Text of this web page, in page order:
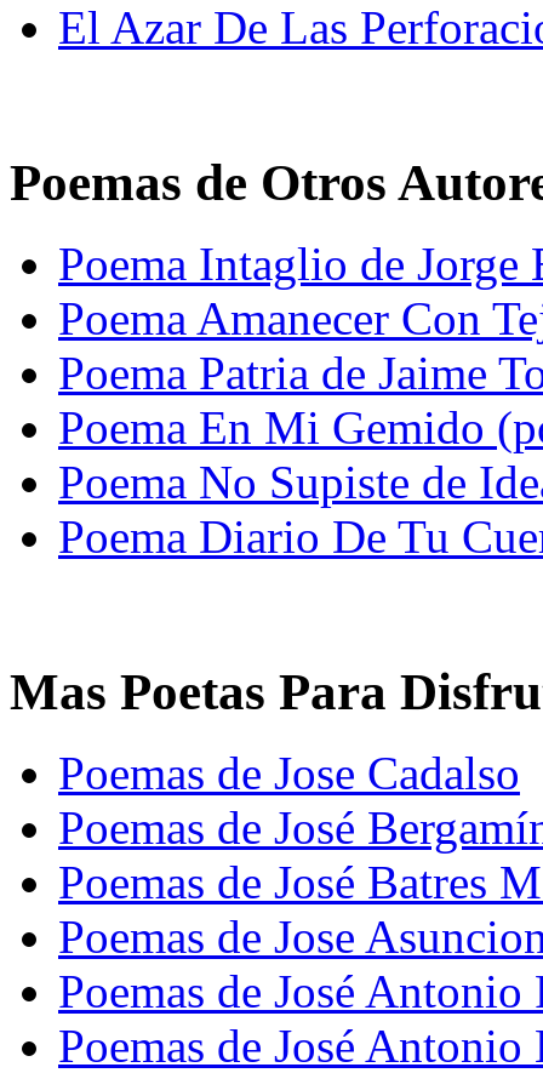
El Azar De Las
Poemas de Otros
Poema Intaglio de Jorge
Poema Amanecer Con
Poema Patria de Jaime
Poema En Mi Gemido
Poema No Supiste de
Poema Diario De Tu
Mas Poetas Para
Poemas de Jose Cadalso
Poemas de José
Poemas de José Batres
Poemas de Jose
Poemas de José Antonio
Poemas de José Antonio